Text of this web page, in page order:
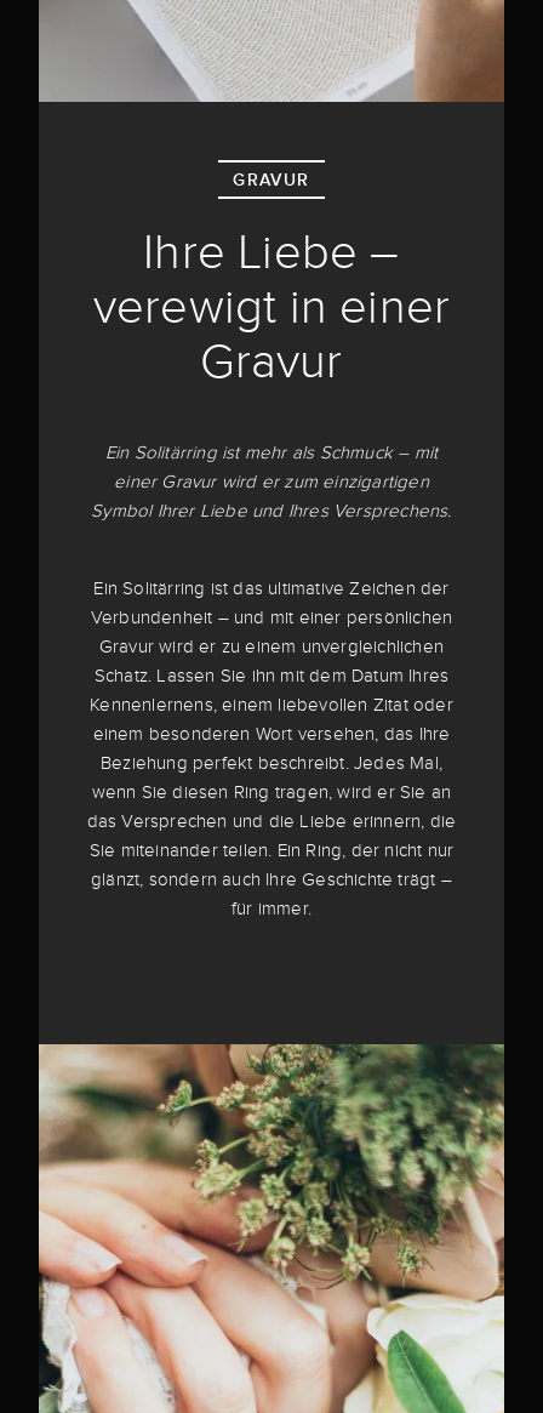
GRAVUR
Ihre Liebe –
verewigt in einer
Gravur
Ein Solitärring ist mehr als Schmuck – mit
einer Gravur wird er zum einzigartigen
Symbol Ihrer Liebe und Ihres Versprechens.
Ein Solitärring ist das ultimative Zeichen der
Verbundenheit – und mit einer persönlichen
Gravur wird er zu einem unvergleichlichen
Schatz. Lassen Sie ihn mit dem Datum Ihres
Kennenlernens, einem liebevollen Zitat oder
einem besonderen Wort versehen, das Ihre
Beziehung perfekt beschreibt. Jedes Mal,
wenn Sie diesen Ring tragen, wird er Sie an
das Versprechen und die Liebe erinnern, die
Sie miteinander teilen. Ein Ring, der nicht nur
glänzt, sondern auch Ihre Geschichte trägt –
für immer.